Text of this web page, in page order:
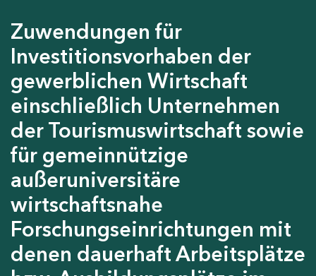
Zuwendungen für
Investitionsvorhaben der
gewerblichen Wirtschaft
einschließlich Unternehmen
der Tourismuswirtschaft sowie
für gemeinnützige
außeruniversitäre
wirtschaftsnahe
Forschungseinrichtungen mit
denen dauerhaft Arbeitsplätze